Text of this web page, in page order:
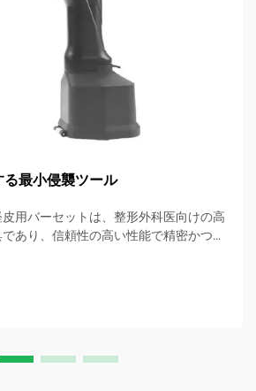
最小侵襲ツール
用バーセットは、整形外科医向けの高
あり、信頼性の高い性能で精密かつ最